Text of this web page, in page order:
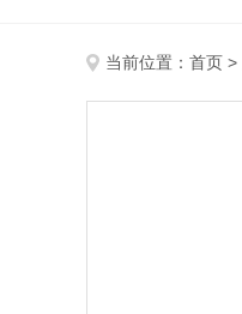
当前位置： 首页 >